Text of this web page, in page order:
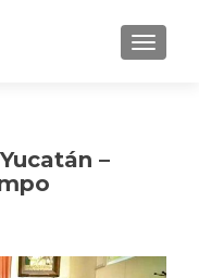
MENU
–